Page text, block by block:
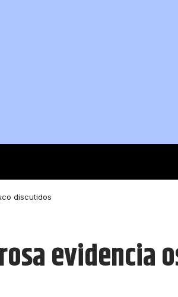
discutidos
evidencia